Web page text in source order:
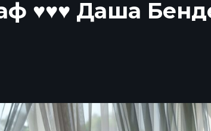
♥♥♥ Даша